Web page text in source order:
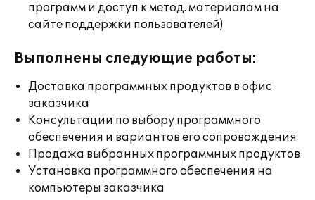
программ и доступ к метод. материалам на
сайте поддержки пользователей)
Выполнены следующие работы:
Доставка программных продуктов в офис
заказчика
Консультации по выбору программного
обеспечения и вариантов его сопровождения
Продажа выбранных программных продуктов
Установка программного обеспечения на
компьютеры заказчика